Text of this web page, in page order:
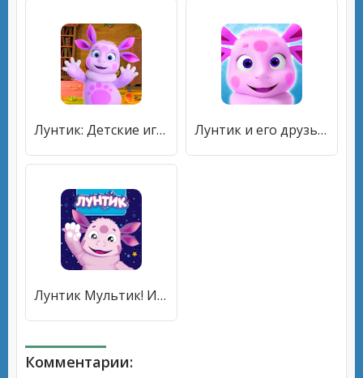
Лунтик: Детские игры [Бесплатные покупки] Лунтик и его друзья. Развивающие игры для детей 3D [Много монет]
Лунтик Мультик! Игры для Детей [Бесплатные покупки]
Комментарии: